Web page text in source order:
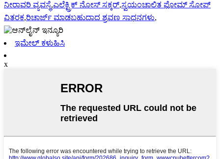
ನೀರಾವರಿ ವ್ಯವಸ್ಥೆ,ಎಲೆಕ್ಟ್ರಿಕ್ ನೋಸ್ ಸಕ್ಕರ್,ಸ್ವಯಂಚಾಲಿತ ಫೋಮ್ ಸೋಪ್
ವಿತರಕ,ರಿಚಾರ್ಜ್ ಮಾಡಬಹುದಾದ ಶ್ರವಣ ಸಾಧನಗಳು,
ಇಮೇಲ್ ಕಳುಹಿಸಿ
x